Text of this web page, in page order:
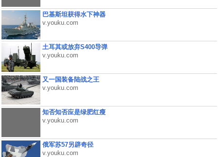
巴基斯坦获得水下神器
v.youku.com
土耳其或放弃S400导弹
v.youku.com
又一国装备陆战之王
v.youku.com
知否知否应是绿肥红瘦
v.youku.com
俄军苏57另辟奇径
v.youku.com